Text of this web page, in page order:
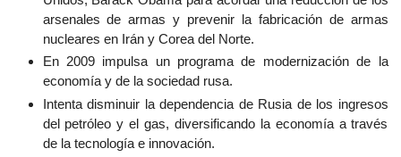
arsenales de armas y prevenir la fabricación de armas
nucleares en Irán y Corea del Norte.
En 2009 impulsa un programa de modernización de la
economía y de la sociedad rusa.
Intenta disminuir la dependencia de Rusia de los ingresos
del petróleo y el gas, diversificando la economía a través
de la tecnología e innovación.